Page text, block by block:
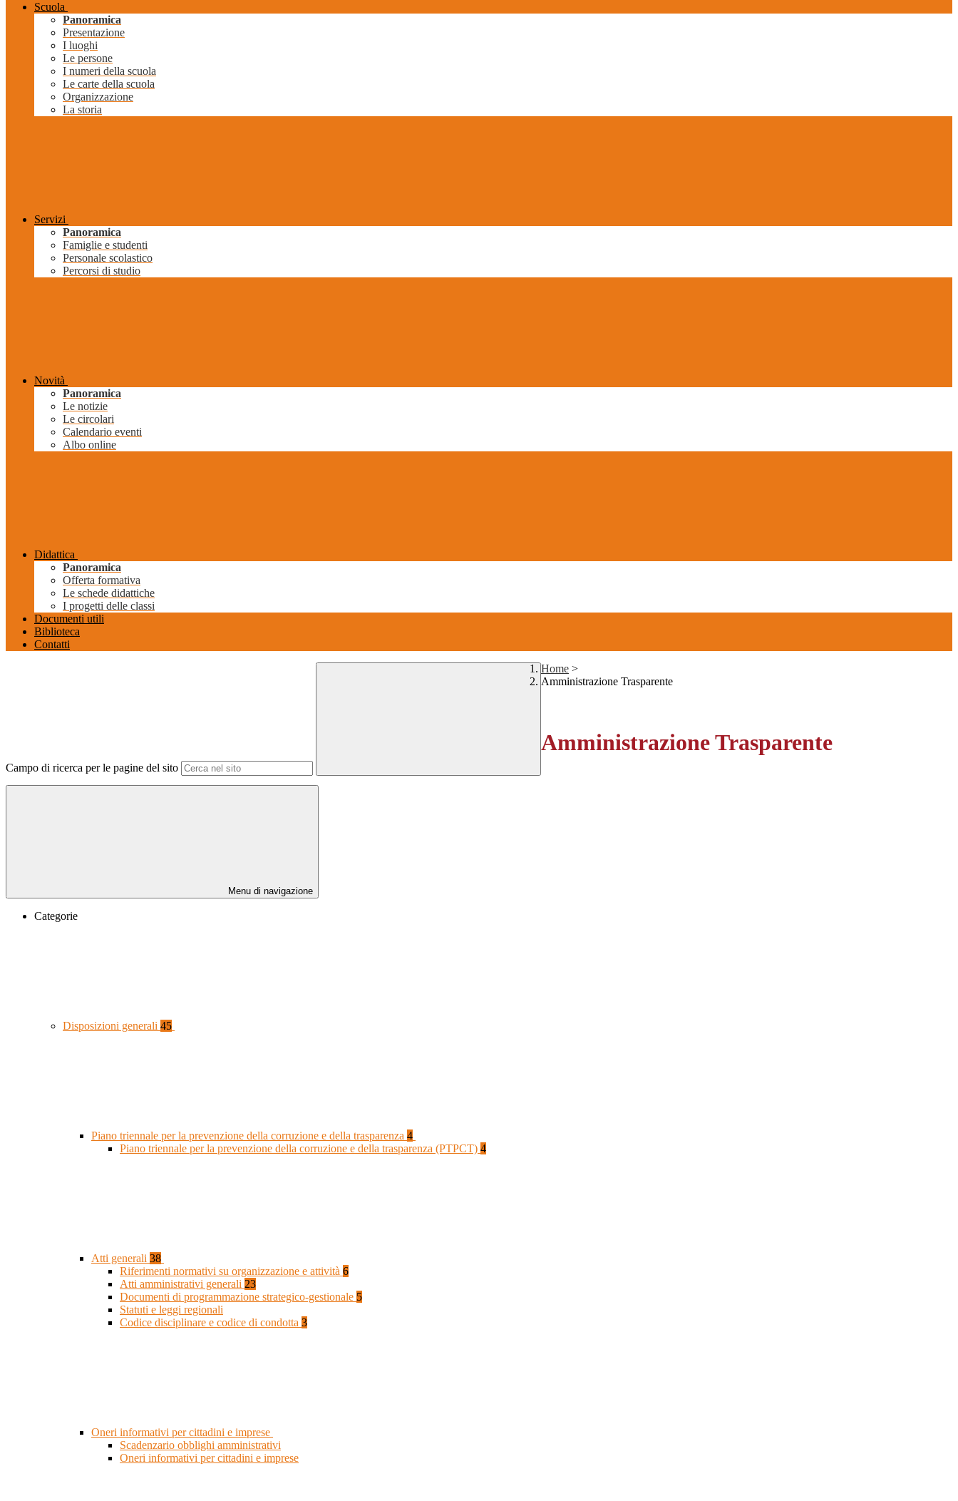
Scuola
Panoramica
Presentazione
I luoghi
Le persone
I numeri della scuola
Le carte della scuola
Organizzazione
La storia
Servizi
Panoramica
Famiglie e studenti
Personale scolastico
Percorsi di studio
Novità
Panoramica
Le notizie
Le circolari
Calendario eventi
Albo online
Didattica
Panoramica
Offerta formativa
Le schede didattiche
I progetti delle classi
Documenti utili
Biblioteca
Contatti
Campo di ricerca per le pagine del sito
Home >
Amministrazione Trasparente
Amministrazione Trasparente
Menu di navigazione
Categorie
Disposizioni generali 45
Piano triennale per la prevenzione della corruzione e della trasparenza 4
Piano triennale per la prevenzione della corruzione e della trasparenza (PTPCT) 4
Atti generali 38
Riferimenti normativi su organizzazione e attività 6
Atti amministrativi generali 23
Documenti di programmazione strategico-gestionale 5
Statuti e leggi regionali
Codice disciplinare e codice di condotta 3
Oneri informativi per cittadini e imprese
Scadenzario obblighi amministrativi
Oneri informativi per cittadini e imprese